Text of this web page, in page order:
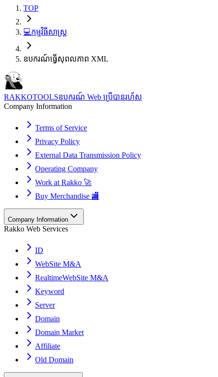
TOP
💻កម្មវិធីសាស្ត្រ
ឧបករណ៍ធ្វើសុពលភាព XML
RAKKOTOOLSឧបករណ៍ Web ប្រើបានរហ័ស
Company Information
Terms of Service
Privacy Policy
External Data Transmission Policy
Operating Company
Work at Rakko 🚀
Buy Merchandise 🏬
Company Information
Rakko Web Services
ID
WebSite M&A
RealtimeWebSite M&A
Keyword
Server
Domain
Domain Market
Affiliate
Old Domain